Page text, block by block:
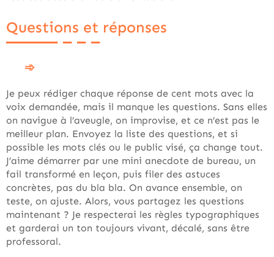
Questions et réponses
Je peux rédiger chaque réponse de cent mots avec la
voix demandée, mais il manque les questions. Sans elles
on navigue à l’aveugle, on improvise, et ce n’est pas le
meilleur plan. Envoyez la liste des questions, et si
possible les mots clés ou le public visé, ça change tout.
J’aime démarrer par une mini anecdote de bureau, un
fail transformé en leçon, puis filer des astuces
concrètes, pas du bla bla. On avance ensemble, on
teste, on ajuste. Alors, vous partagez les questions
maintenant ? Je respecterai les règles typographiques
et garderai un ton toujours vivant, décalé, sans être
professoral.